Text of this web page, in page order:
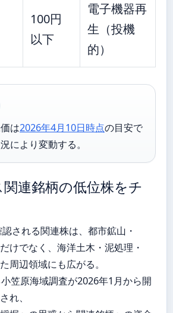
100円
以下
電子機器再
生（投機
的）
は2026年4月10日時点の目安で
により変動する。
連銘柄の低位株をチ
される関連株は、都市鉱山・
けでなく、海洋土木・泥処理・
周辺領域にも広がる。
小笠原海域調査が2026年1月から開
れ、